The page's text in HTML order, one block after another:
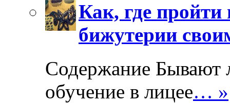
Как, где пройти
бижутерии
Содержание Бывают
обучение в лицее… »